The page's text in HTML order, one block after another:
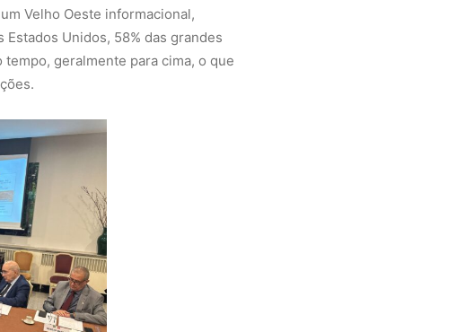
Velho Oeste informacional,
Unidos, 58% das grandes
geralmente para cima, o que